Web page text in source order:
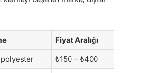
Fiyat Aralığı
polyester ₺150 – ₺400